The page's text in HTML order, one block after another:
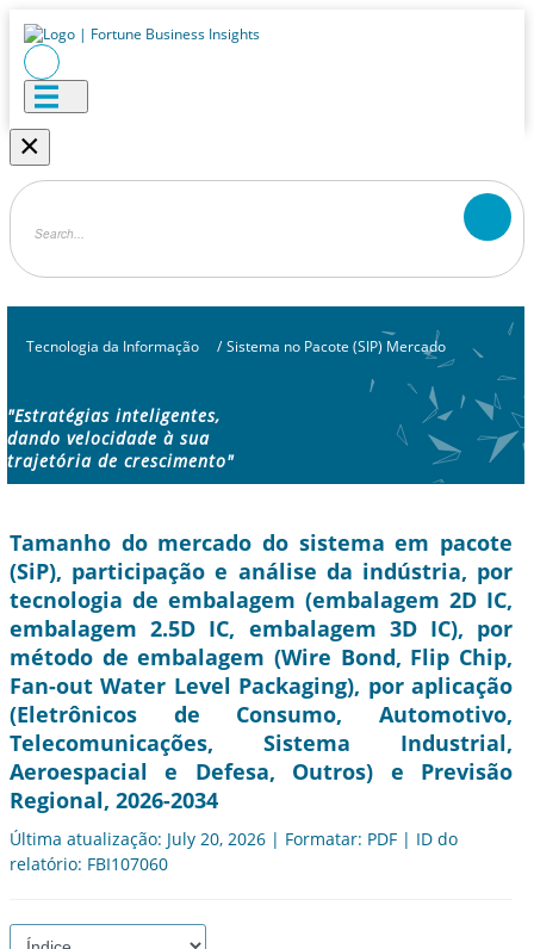
×
Tecnologia da Informação / Sistema no Pacote (SIP) Mercado
"Estratégias inteligentes,
dando velocidade à sua
trajetória de crescimento"
Tamanho do mercado do sistema em pacote
(SiP), participação e análise da indústria, por
tecnologia de embalagem (embalagem 2D IC,
embalagem 2.5D IC, embalagem 3D IC), por
método de embalagem (Wire Bond, Flip Chip,
Fan-out Water Level Packaging), por aplicação
(Eletrônicos de Consumo, Automotivo,
Telecomunicações, Sistema Industrial,
Aeroespacial e Defesa, Outros) e Previsão
Regional, 2026-2034
Última atualização: July 20, 2026 | Formatar: PDF | ID do
relatório: FBI107060